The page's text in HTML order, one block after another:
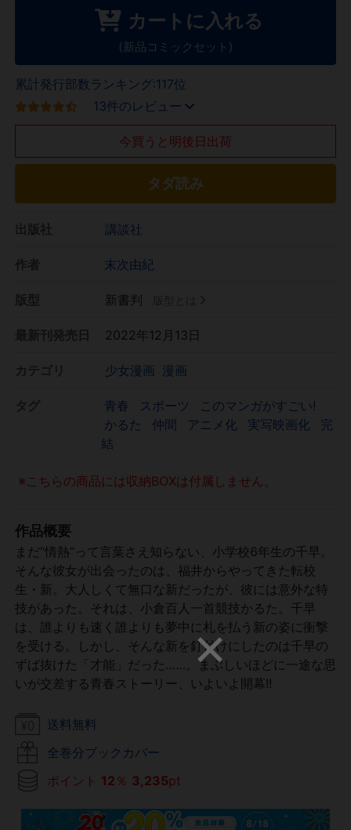
カートに入れる
(新品コミックセット)
累計発行部数ランキング:117位
13件のレビュー
今買うと明後日出荷
タダ読み
講談社
末次由紀
新書判
2022年12月13日
少女漫画 漫画
青春 スポーツ
このマンガがすごい!
かるた
仲間 アニメ化 実写映画化
完
結
※こちらの商品には収納BOXは付属しません。
作品概要
まだ“情熱”って言葉さえ知らない、小学校6年生の千早。
そんな彼女が出会ったのは、福井からやってきた転校
生・新。大人しくて無口な新だったが、彼には意外な特
技があった。それは、小倉百人一首競技かるた。千早
は、誰よりも速く誰よりも夢中に札を払う新の姿に衝撃
を受ける。しかし、そんな新を釘付けにしたのは千早の
ずば抜けた「才能」だった……。まぶしいほどに一途な思
いが交差する青春ストーリー、いよいよ開幕!!
送料無料
全巻分ブックカバー
ポイント 12 ％ 3,235pt